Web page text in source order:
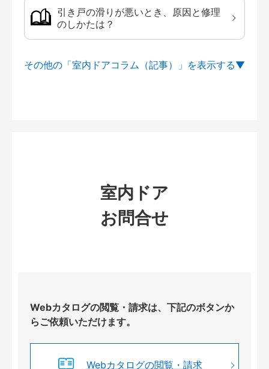
引き戸の滑りが悪いとき、原因と修理
のしかたは？
その他の「室内ドアコラム（記事）」を
室内ドア
お問合せ
Webカタログの閲覧・請求は、下記のボタンか
らご依頼いただけます。
Webカタログの閲覧・請求